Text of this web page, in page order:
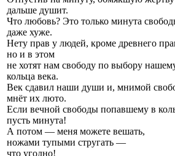
дальше душит.
Что любовь? Это только минута
даже хуже.
Нету прав у людей, кроме древнего
но и в этом
не хотят нам свободу по выбору
кольца века.
Век сдавил наши души и, мнимой
мнёт их люто.
Если вечной свободы попавшему в
пусть минута!
А потом — меня можете вешать,
ножами тупыми стругать —
что угодно!